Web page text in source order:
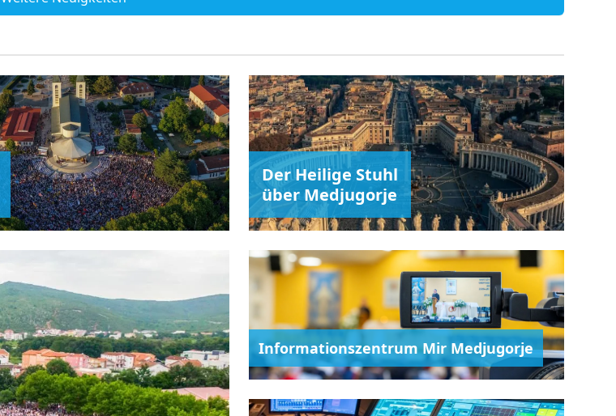
Der Heilige Stuhl
über Medjugorje
Informationszentrum Mir Medjugorje